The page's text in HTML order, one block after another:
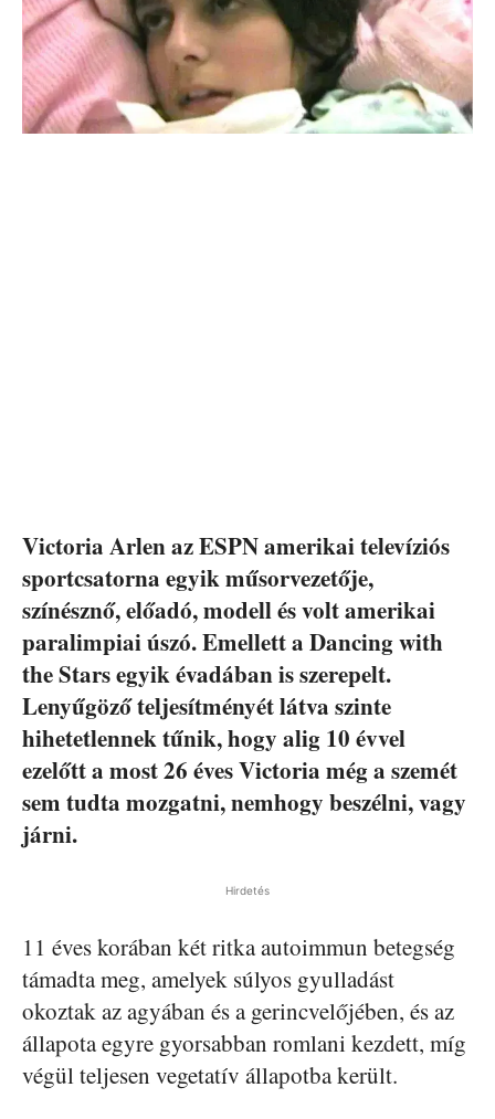
Victoria Arlen az ESPN amerikai televíziós
sportcsatorna egyik műsorvezetője,
színésznő, előadó, modell és volt amerikai
paralimpiai úszó. Emellett a Dancing with
the Stars egyik évadában is szerepelt.
Lenyűgöző teljesítményét látva szinte
hihetetlennek tűnik, hogy alig 10 évvel
ezelőtt a most 26 éves Victoria még a szemét
sem tudta mozgatni, nemhogy beszélni, vagy
járni.
Hirdetés
11 éves korában két ritka autoimmun betegség
támadta meg, amelyek súlyos gyulladást
okoztak az agyában és a gerincvelőjében, és az
állapota egyre gyorsabban romlani kezdett, míg
végül teljesen vegetatív állapotba került.